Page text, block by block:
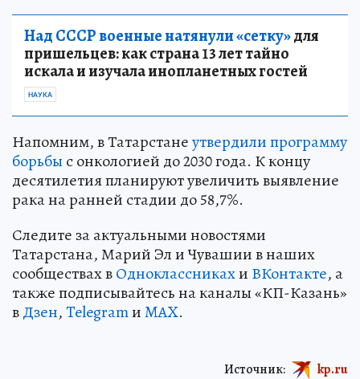
Над СССР военные натянули «сетку»для
пришельцев: как страна 13 лет тайно
искала и изучала инопланетных гостей
НАУКА
Напомним, в Татарстанеутвердили программу
борьбы с онкологией до 2030 года. К концу
десятилетия планируют увеличить выявление
рака на ранней стадии до 58,7%.
Следите за актуальными новостями
Татарстана, Марий Эл и Чувашии в наших
сообществах вОдноклассникахи ВКонтакте, а
также подписывайтесь на каналы «КП-Казань»
вДзен,TelegramиMAX.
Источник: kp.ru